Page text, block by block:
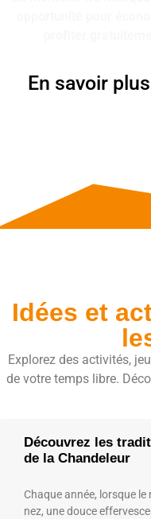
En savoir plus
Idées et
Explorez des activités,
de votre temps libre.
Découvrez les
de la Chandeleur
Chaque année, lorsque
nez, une douce